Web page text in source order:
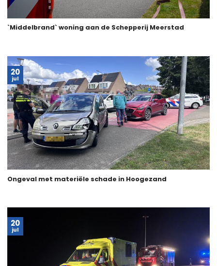
`Middelbrand` woning aan de Schepperij Meerstad
Ongeval met materiële schade in Hoogezand
20
jul
20
jul